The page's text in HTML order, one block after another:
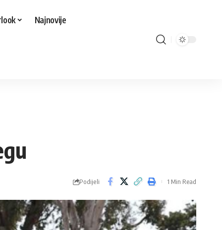
Najnovije
Podijeli 1 Min Read